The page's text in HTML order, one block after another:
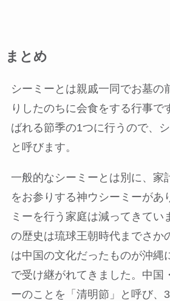
まとめ
シーミーとは親戚一同でお墓の
りしたのちに会食をする行事で
ばれる節季の1つに行うので、
と呼びます。
一般的なシーミーとは別に、家
をお参りする神ウシーミーがあ
ミーを行う家庭は減ってきてい
の歴史は琉球王朝時代までさか
は中国の文化だったものが沖縄
で受け継がれてきました。中国
ーのことを「清明節」と呼び、